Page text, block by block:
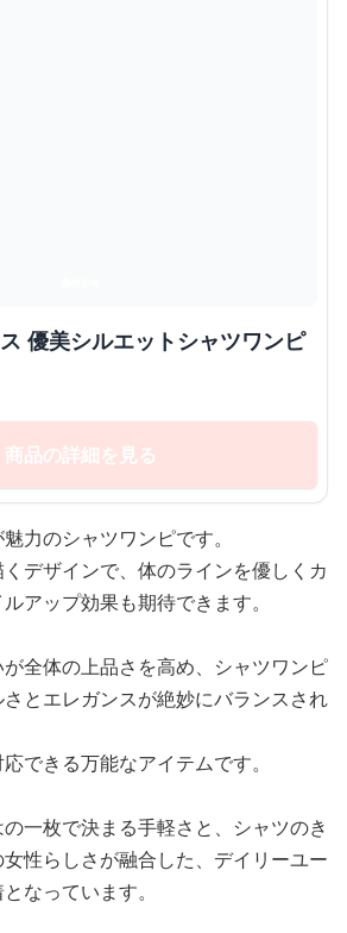
優美シルエットシャツワンピ
商品の詳細を見る
力のシャツワンピです。
デザインで、体のラインを優しくカ
アップ効果も期待できます。
全体の上品さを高め、シャツワンピ
とエレガンスが絶妙にバランスされ
できる万能なアイテムです。
一枚で決まる手軽さと、シャツのき
性らしさが融合した、デイリーユー
なっています。